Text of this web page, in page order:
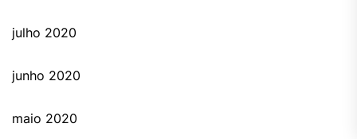
julho 2020
junho 2020
maio 2020